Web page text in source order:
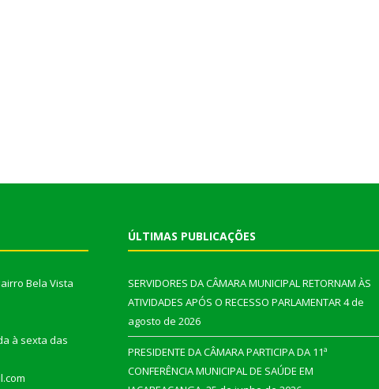
Bela Vista
à sexta das
ÚLTIMAS PUBLICAÇÕES
SERVIDORES DA CÂMARA MUNICIPAL RETORNAM ÀS
ATIVIDADES APÓS O RECESSO PARLAMENTAR4 de
agosto de 2026
PRESIDENTE DA CÂMARA PARTICIPA DA 11ª
CONFERÊNCIA MUNICIPAL DE SAÚDE EM